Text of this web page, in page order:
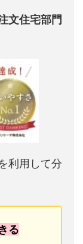
文住宅部門
利用して分
る